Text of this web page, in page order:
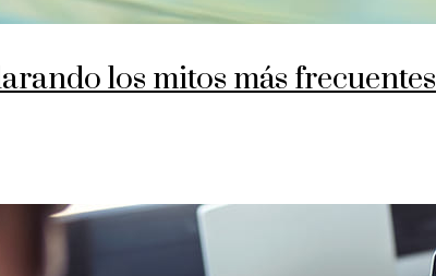
los mitos más frecuentes